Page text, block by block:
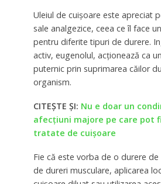
Uleiul de cuișoare este apreciat
sale analgezice, ceea ce îl face
pentru diferite tipuri de durere.
activ, eugenolul, acționează ca
puternic prin suprimarea căilor
organism.
CITEȘTE ȘI: Nu e doar un
afecţiuni majore pe care pot
tratate de cuişoare
Fie că este vorba de o durere
de dureri musculare, aplicarea